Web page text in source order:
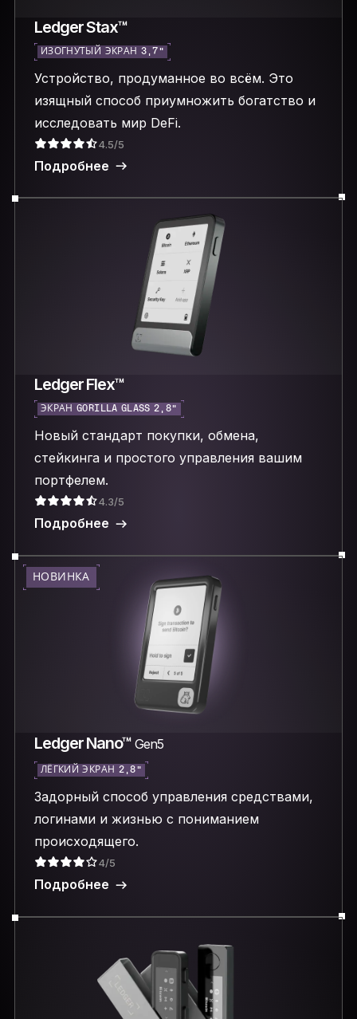
Ledger Stax™
ИЗОГНУТЫЙ ЭКРАН 3,7″
Устройство, продуманное во всём. Это
изящный способ приумножить богатство и
исследовать мир DeFi.
4.5/5
Подробнее
Ledger Flex™
ЭКРАН GORILLA GLASS 2,8″
Новый стандарт покупки, обмена,
стейкинга и простого управления вашим
портфелем.
4.3/5
Подробнее
НОВИНКА
Ledger Nano™ Gen5
ЛЁГКИЙ ЭКРАН 2,8″
Задорный способ управления средствами,
логинами и жизнью с пониманием
происходящего.
4/5
Подробнее